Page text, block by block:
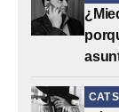
CAT